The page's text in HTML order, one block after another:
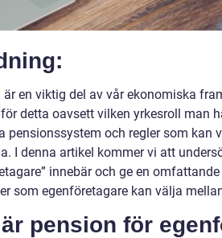
är en viktig del av vår ekonomiska
detta oavsett vilken yrkesroll man
pensionssystem och regler som kan
I denna artikel kommer vi att
innebär och ge en
som egenföretagare kan välja
pension för